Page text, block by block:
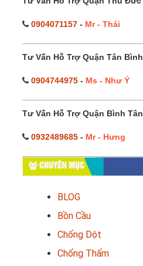
0904071157 - Mr - Thái
Tư Vấn Hỗ Trợ Quận Tân Bình
0904744975 - Ms - Như Ý
Tư Vấn Hỗ Trợ Quận Bình Tân
0932489685 - Mr - Hưng
CHUYÊN MỤC
BLOG
Bồn Cầu
Chống Dột
Chống Thấm